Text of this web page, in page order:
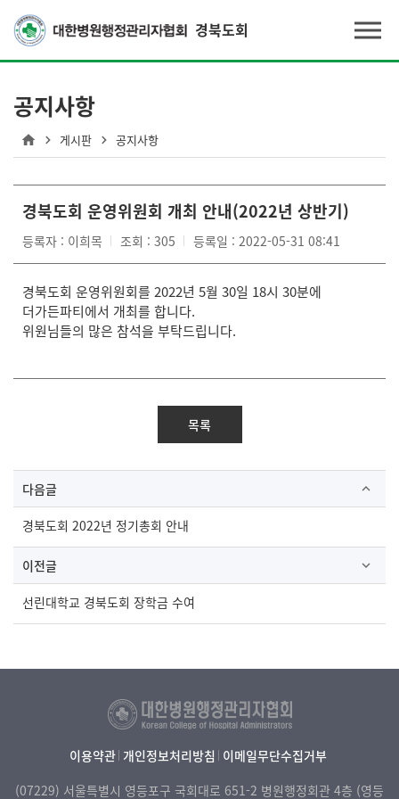
경북도회
공지사항
게시판 공지사항
경북도회 운영위원회 개최 안내(2022년 상반기)
등록자 : 이희목 조회 : 305 등록일 : 2022-05-31 08:41
경북도회 운영위원회를 2022년 5월 30일 18시 30분에
더가든파티에서 개최를 합니다.
위원님들의 많은 참석을 부탁드립니다.
목록
다음글
경북도회 2022년 정기총회 안내
이전글
선린대학교 경북도회 장학금 수여
이용약관 개인정보처리방침 이메일무단수집거부
(07229) 서울특별시 영등포구 국회대로 651-2 병원행정회관 4층 (영등